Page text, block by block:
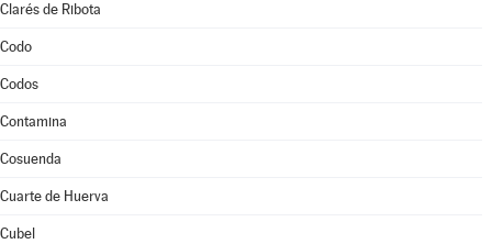
Clarés de Ribota
Codo
Codos
Contamina
Cosuenda
Cuarte de Huerva
Cubel